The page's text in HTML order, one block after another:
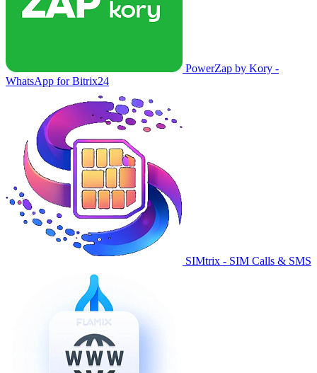
PowerZap by Kory -
WhatsApp for Bitrix24
SIMtrix - SIM Calls & SMS